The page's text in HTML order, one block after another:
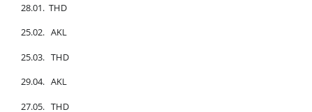
28.01. THD
25.02. AKL
25.03. THD
29.04. AKL
27.05. THD